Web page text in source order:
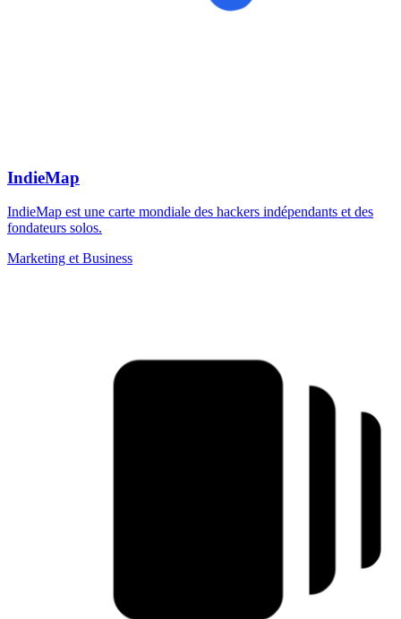
IndieMap
IndieMap est une carte mondiale des hackers indépendants et des
fondateurs solos.
Marketing et Business